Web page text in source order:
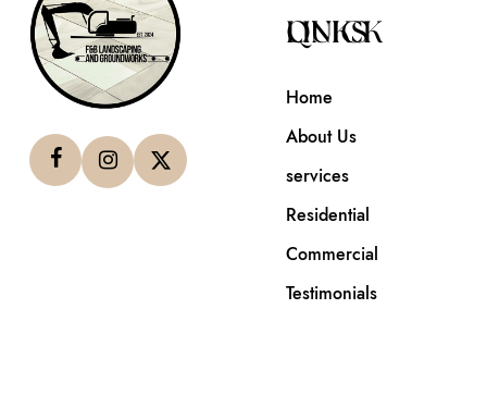
QUICK LINKS
Home
About Us
services
Residential
Commercial
Testimonials